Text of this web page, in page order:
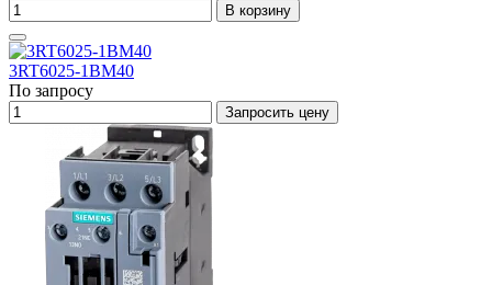
В корзину
3RT6025-1BM40
По запросу
Запросить цену